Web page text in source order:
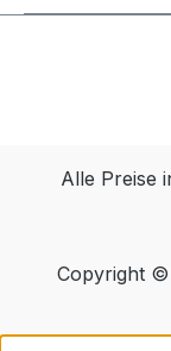
Alle Preise
Copyright ©